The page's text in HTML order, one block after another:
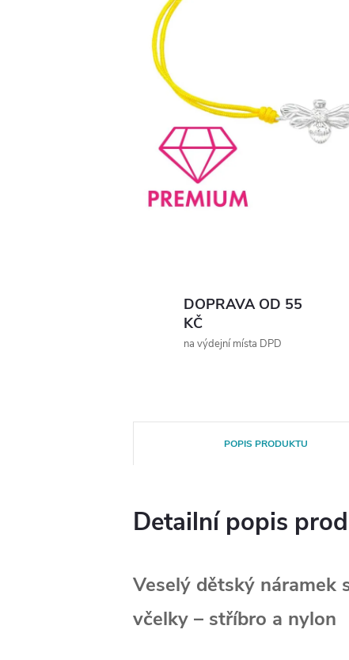
DOPRAVA OD 55
KČ
na výdejní místa DPD
POPIS PRODUKTU
Detailní popis
Veselý dětský náramek
včelky – stříbro a nylon